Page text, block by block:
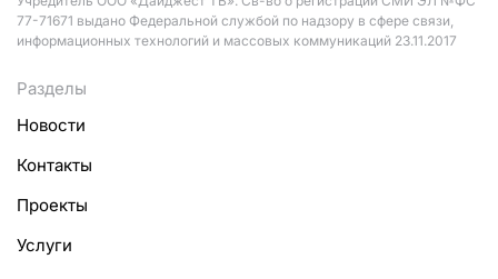
77-71671 выдано Федеральной службой по надзору в сфере связи,
информационных технологий и массовых коммуникаций 23.11.2017
Разделы
Новости
Контакты
Проекты
Услуги